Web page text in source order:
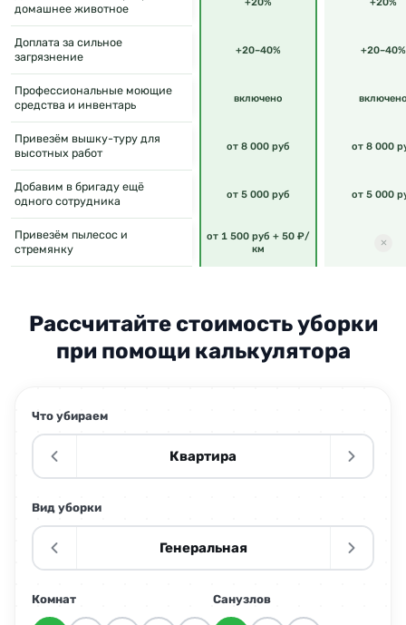
домашнее животное
Доплата за сильное
загрязнение
+20–40% +20–40%
Профессиональные моющие
средства и инвентарь
включено
Привезём вышку-туру для
высотных работ
от 8 000 руб от 8 000
Добавим в бригаду ещё
одного сотрудника
от 5 000 руб от 5 000
Привезём пылесос и
стремянку
от 1 500 руб + 50 ₽/
км
Рассчитайте стоимость уборки
при помощи калькулятора
Что убираем
Квартира
Вид уборки
Генеральная
Комнат Санузлов